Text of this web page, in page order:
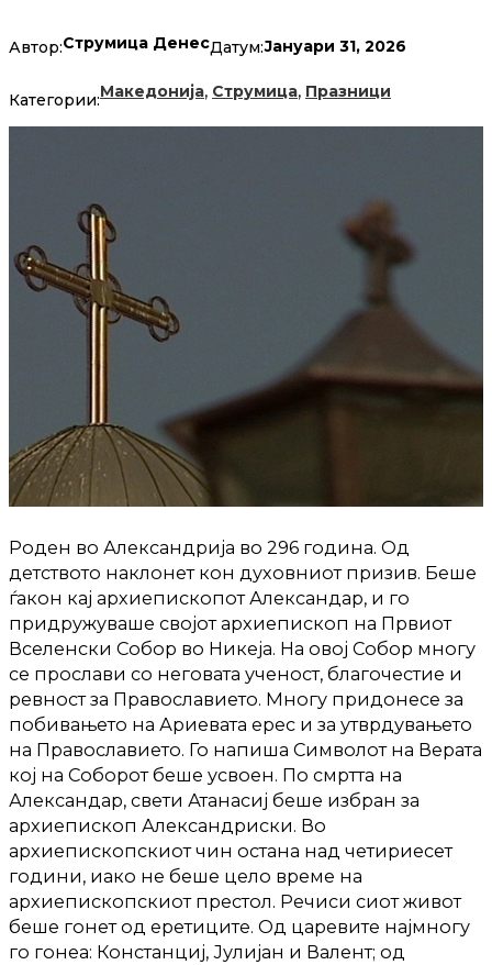
Автор:Струмица ДенесДатум:Јануари 31, 2026
Категории:Македонија, Струмица, Празници
Роден во Александрија во 296 година. Од
детството наклонет кон духовниот призив. Беше
ѓакон кај архиепископот Александар, и го
придружуваше својот архиепископ на Првиот
Вселенски Собор во Никеја. На овој Собор многу
се прослави со неговата ученост, благочестие и
ревност за Православието. Многу придонесе за
побивањето на Ариевата ерес и за утврдувањето
на Православието. Го напиша Символот на Верата
кој на Соборот беше усвоен. По смртта на
Александар, свети Атанасиј беше избран за
архиепископ Александриски. Во
архиепископскиот чин остана над четириесет
години, иако не беше цело време на
архиепископскиот престол. Речиси сиот живот
беше гонет од еретиците. Од царевите најмногу
го гонеа: Констанциј, Јулијан и Валент; од